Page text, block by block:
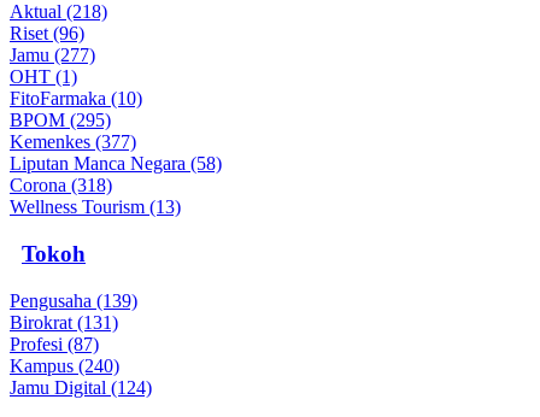
Aktual (218)
Riset (96)
Jamu (277)
OHT (1)
FitoFarmaka (10)
BPOM (295)
Kemenkes (377)
Liputan Manca Negara (58)
Corona (318)
Wellness Tourism (13)
Tokoh
Pengusaha (139)
Birokrat (131)
Profesi (87)
Kampus (240)
Jamu Digital (124)